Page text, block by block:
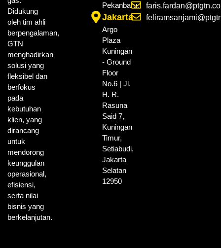
Didukung
oleh tim ahli
berpengalaman,
GTN
menghadirkan
solusi yang
fleksibel dan
berfokus
pada
kebutuhan
klien, yang
dirancang
untuk
mendorong
keunggulan
operasional,
efisiensi,
serta nilai
bisnis yang
berkelanjutan.
Pekanbaru.
Jakarta
Argo
Plaza
Kuningan
- Ground
Floor
No.6 | Jl.
H. R.
Rasuna
Said 7,
Kuningan
Timur,
Setiabudi,
Jakarta
Selatan
12950